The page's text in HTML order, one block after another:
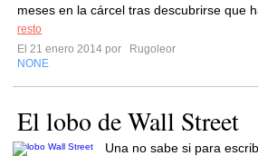
meses en la cárcel tras descubrirse que
resto
El 21 enero 2014 por
Rugoleor
NONE
El lobo de Wall Street
Una no sabe si para